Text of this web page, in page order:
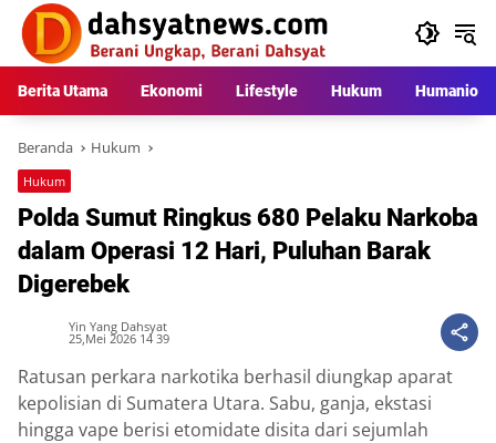
Langsung
konten
Berita Utama Ekonomi Lifestyle Hukum Humaniora
Beranda Hukum
Hukum
Polda Sumut Ringkus 680 Pelaku Narkoba
dalam Operasi 12 Hari, Puluhan Barak
Digerebek
Yin Yang Dahsyat
25,Mei 2026 14 39
Ratusan perkara narkotika berhasil diungkap aparat
kepolisian di Sumatera Utara. Sabu, ganja, ekstasi
hingga vape berisi etomidate disita dari sejumlah